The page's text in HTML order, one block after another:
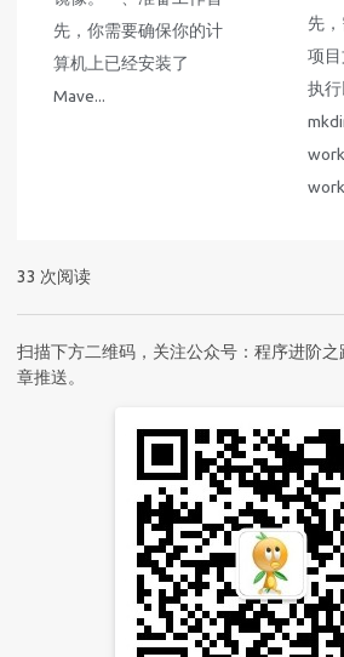
先，你需要确保你的计
算机上已经安装了
Mave...
先
项
执行
33 次阅读
扫描下方二维码，关注公众号：程序进阶
章推送。